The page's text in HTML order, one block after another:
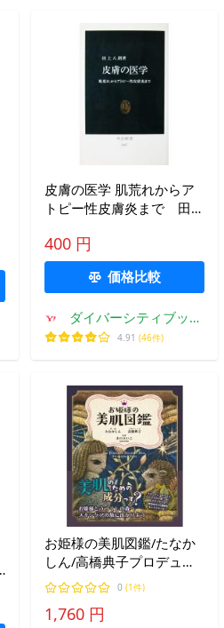
皮膚の医学 肌荒れからア
トピー性皮膚炎まで 田上
400 円
価格比較
ダイバーシティブック
スヤフー店
4.91 (46件)
お姫様の美肌図鑑/たなか
しん/高橋典子プロデュー
スまのえいこ0 (1件)
1,760 円